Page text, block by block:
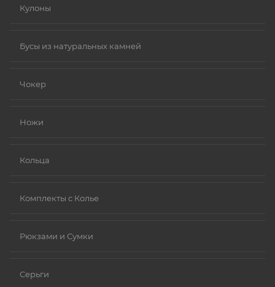
Кулоны
Бусы из натуральных камней
Чокер
Ножи
Кольца
Комплекты с Колье
Рюкзами и Сумки
Серьги